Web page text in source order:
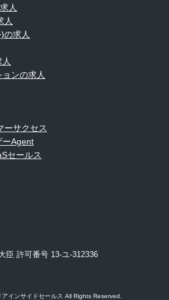
人
人
の求人
ンの求人
ーサクセス
ーAgent
セールス
臣 許可番号 13-ユ-312336
インサイドセールス All Rights Reserved.